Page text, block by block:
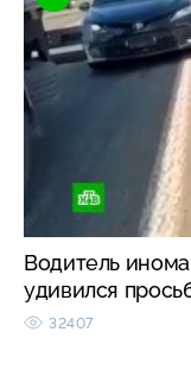
Водитель
удивился
32407